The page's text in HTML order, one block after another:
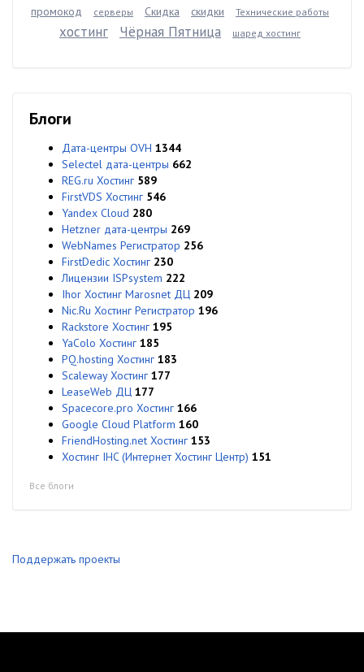
промокод
серверы Скидка скидки Технические работы
хостинг Чёрная Пятница шаред хостинг
Блоги
Дата-центры OVH 1344
Selectel дата-центры 662
REG.ru Хостинг 589
FirstVDS Хостинг 546
Yandex Cloud 280
Hetzner дата-центры 269
WebNames Регистратор 256
FirstDedic Хостинг 230
Лицензии ISPsystem 222
Ihor Хостинг Marosnet ДЦ 209
Nic.Ru Хостинг Регистратор 196
Rackstore Хостинг 195
YaColo Хостинг 185
PQ.hosting Хостинг 183
Scaleway Хостинг 177
LeaseWeb ДЦ 177
Spacecore.pro Хостинг 166
Google Cloud Platform 160
FriendHosting.net Хостинг 153
Хостинг IHC (Интернет Хостинг Центр) 151
Все блоги
Поддержать проекты